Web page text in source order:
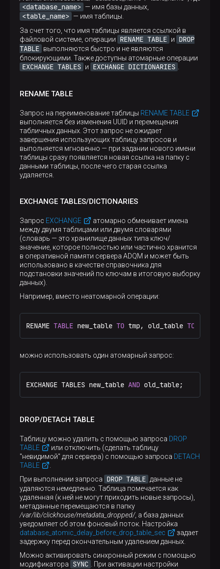
<database_name> — имя базы данных,
<table_name> — имя таблицы.
За счет того, что имя таблицы является ссылкой в
файловой системе, операции
RENAME TABLE и
DROP
TABLE выполняются быстро и не являются
блокирующими. Также доступны атомарные операции
EXCHANGE TABLES и EXCHANGE DICTIONARIES
RENAME TABLE
Запрос на переименование таблицы RENAME TABLE
выполняется без изменения UUID и перемещения
табличных данных. Этот запрос не ожидает
завершения использующих таблицу запросов и
выполняется мгновенно — при задании нового имени
таблицы сразу появляется новая ссылка на папку с
данными таблицы, после чего старая ссылка
удаляется.
EXCHANGE TABLES/DICTIONARIES
Запрос EXCHANGE
атомарно обменивает имена
между двумя таблицами или двумя словарями
(словарь — это хранилище данных типа ключ/
значение, которое полностью или частично хранится
в оперативной памяти сервера ADQM и может быть
использовано в качестве справочника для
подстановки значений по ключам в итоговую выборку
данных).
Например, вместо неатомарной операции:
RENAME TABLE new_table TO tmp, old_table TO
можно использовать один атомарный запрос:
EXCHANGE TABLES new_table AND old_table;
DROP/DETACH TABLE
Таблицу можно удалить с помощью запроса DROP
TABLE
или отключить (сделать таблицу
"невидимой" для сервера) с помощью запроса DETACH
TABLE
При выполнении запроса
DROP TABLE данные не
удаляются немедленно. Таблица помечается как
удаленная (к ней не могут приходить новые запросы),
метаданные перемещаются в папку
/var/lib/clickhouse/metadata_dropped/, а база данных
уведомляет об этом фоновый поток. Настройка
database_atomic_delay_before_drop_table_sec
задает
задержку перед окончательным удалением данных.
Можно активировать синхронный режим с помощью
модификатора
SYNC
. При активации настройки